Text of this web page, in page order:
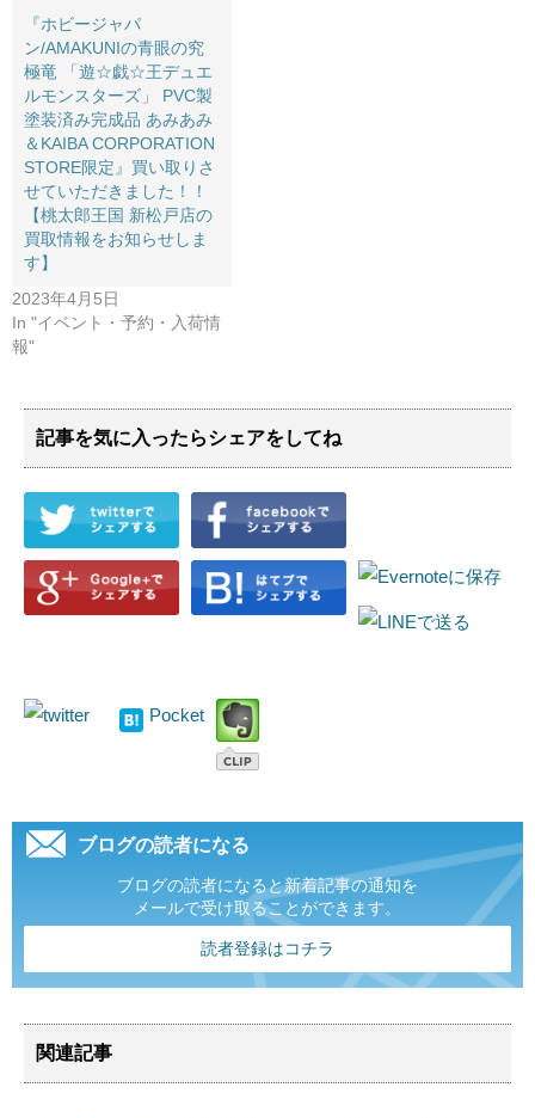
『ホビージャパ
ン/AMAKUNIの青眼の究
極竜 ​「遊☆戯☆王デュエ
ルモンスターズ」 ​PVC製
塗装済み完成品 ​あみあみ
＆KAIBA ​CORPORATION ​
STORE限定』買い取りさ
せていただきました！！
【桃太郎王国 新松戸店の
買取情報をお知らせしま
す】
2023年4月5日
In "イベント・予約・入荷情
報"
記事を気に入ったらシェアをしてね
Pocket
ブログの読者になる
ブログの読者になると新着記事の通知を
メールで受け取ることができます。
読者登録はコチラ
関連記事